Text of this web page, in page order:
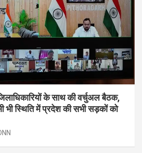
के साथ की वर्चुअल बैठक,
स्थिति में प्रदेश की सभी सड़कों को